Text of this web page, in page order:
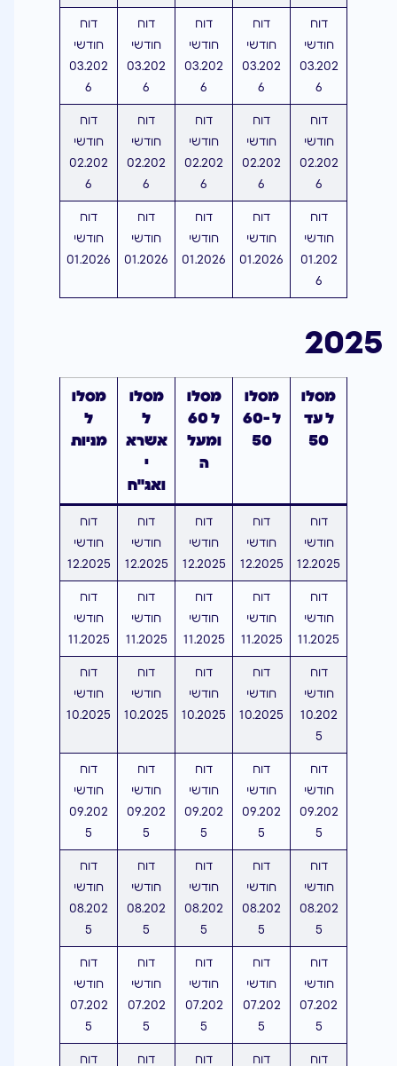
דוח
חודשי
03.202
6
דוח
חודשי
03.202
6
דוח
חודשי
03.202
6
דוח
חודשי
03.202
6
דוח
חודשי
03.202
6
דוח
חודשי
02.202
6
דוח
חודשי
02.202
6
דוח
חודשי
02.202
6
דוח
חודשי
02.202
6
דוח
חודשי
02.202
6
דוח
חודשי
01.202
6
דוח
חודשי
01.2026
דוח
חודשי
01.2026
דוח
חודשי
01.2026
דוח
חודשי
01.2026
2025
מסלו
ל עד
50
מסלו
ל 60-
50
מסלו
ל 60
ומעל
ה
מסלו
ל
אשרא
י
ואג"ח
מסלו
ל
מניות
דוח
חודשי
12.2025
דוח
חודשי
12.2025
דוח
חודשי
12.2025
דוח
חודשי
12.2025
דוח
חודשי
12.2025
דוח
חודשי
11.2025
דוח
חודשי
11.2025
דוח
חודשי
11.2025
דוח
חודשי
11.2025
דוח
חודשי
11.2025
דוח
חודשי
10.202
5
דוח
חודשי
10.2025
דוח
חודשי
10.2025
דוח
חודשי
10.2025
דוח
חודשי
10.2025
דוח
חודשי
09.202
5
דוח
חודשי
09.202
5
דוח
חודשי
09.202
5
דוח
חודשי
09.202
5
דוח
חודשי
09.202
5
דוח
חודשי
08.202
5
דוח
חודשי
08.202
5
דוח
חודשי
08.202
5
דוח
חודשי
08.202
5
דוח
חודשי
08.202
5
דוח
חודשי
07.202
5
דוח
חודשי
07.202
5
דוח
חודשי
07.202
5
דוח
חודשי
07.202
5
דוח
חודשי
07.202
5
דוח
דוח
דוח
דוח
דוח